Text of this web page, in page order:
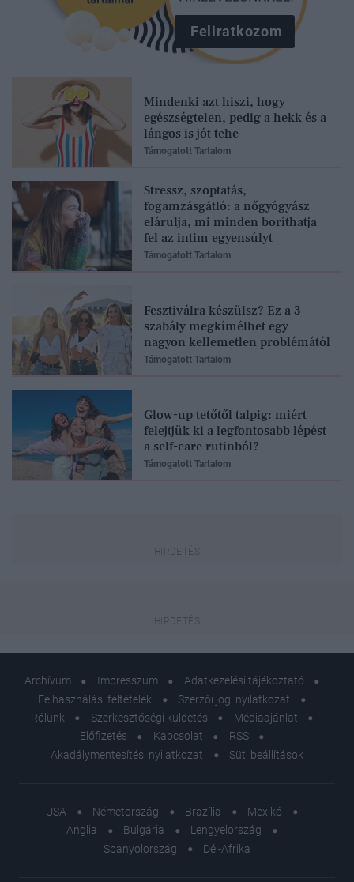
Feliratkozom
Mindenki azt hiszi, hogy
egészségtelen, pedig a hekk és a
lángos is jót tehe
Támogatott Tartalom
Stressz, szoptatás,
fogamzásgátló: a nőgyógyász
elárulja, mi minden boríthatja
fel az intim egyensúlyt
Támogatott Tartalom
Fesztiválra készülsz? Ez a 3
szabály megkímélhet egy
nagyon kellemetlen problémától
Támogatott Tartalom
Glow-up tetőtől talpig: miért
felejtjük ki a legfontosabb lépést
a self-care rutinból?
Támogatott Tartalom
Archívum Impresszum
Adatkezelési tájékoztató
Felhasználási feltételek
Szerzői jogi nyilatkozat
Rólunk
Szerkesztőségi küldetés
Médiaajánlat
Előfizetés
Kapcsolat
RSS
Akadálymentesítési nyilatkozat
Süti beállítások
USA Németország Brazília
Mexikó
Anglia
Bulgária
Lengyelország
Spanyolország
Dél-Afrika